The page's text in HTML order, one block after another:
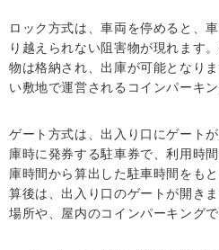
ロック方式は、車両を停めると、
り越えられない阻害物が現れます
物は格納され、出庫が可能となり
い敷地で運営されるコインパーキ
ゲート方式は、出入り口にゲート
庫時に発券する駐車券で、利用時
庫時間から算出した駐車時間をも
算後は、出入り口のゲートが開き
場所や、屋内のコインパーキングで